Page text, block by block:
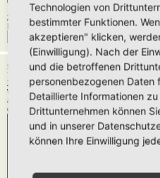
Zu suchender Autor:
Benutze ein * als Platzhalter für teilweise
SUCHOPTIONEN
Zu durchsuchende Foren:
Wähle das Forum oder die Foren aus, in
automatisch mit durchsucht, sofern du die
deaktivierst.
Technologien von
bestimmter Funktionen.
akzeptieren" klicken,
(Einwilligung). Nach der
und die betroffenen
personenbezogenen
Detaillierte Informationen
Drittunternehmen können
und in unserer
können Ihre Einwilligung